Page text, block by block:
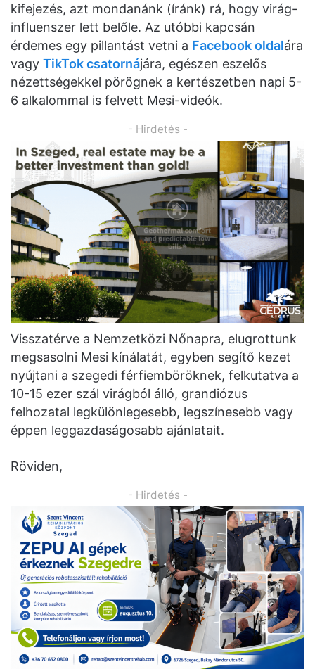
kifejezés, azt mondanánk (íránk) rá, hogy virág-
influenszer lett belőle. Az utóbbi kapcsán
érdemes egy pillantást vetni a Facebook oldalára
vagy TikTok csatornájára, egészen eszelős
nézettségekkel pörögnek a kertészetben napi 5-
6 alkalommal is felvett Mesi-videók.
- Hirdetés -
Visszatérve a Nemzetközi Nőnapra, elugrottunk
megsasolni Mesi kínálatát, egyben segítő kezet
nyújtani a szegedi férfiemböröknek, felkutatva a
10-15 ezer szál virágból álló, grandiózus
felhozatal legkülönlegesebb, legszínesebb vagy
éppen leggazdaságosabb ajánlatait.
Röviden,
- Hirdetés -